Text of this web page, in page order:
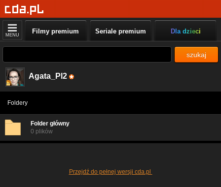
MENU Filmy premium Seriale premium Dla dzieci
szukaj
Agata_Pl2
Foldery
Folder główny
0 plików
Przejdź do pełnej wersji cda.pl